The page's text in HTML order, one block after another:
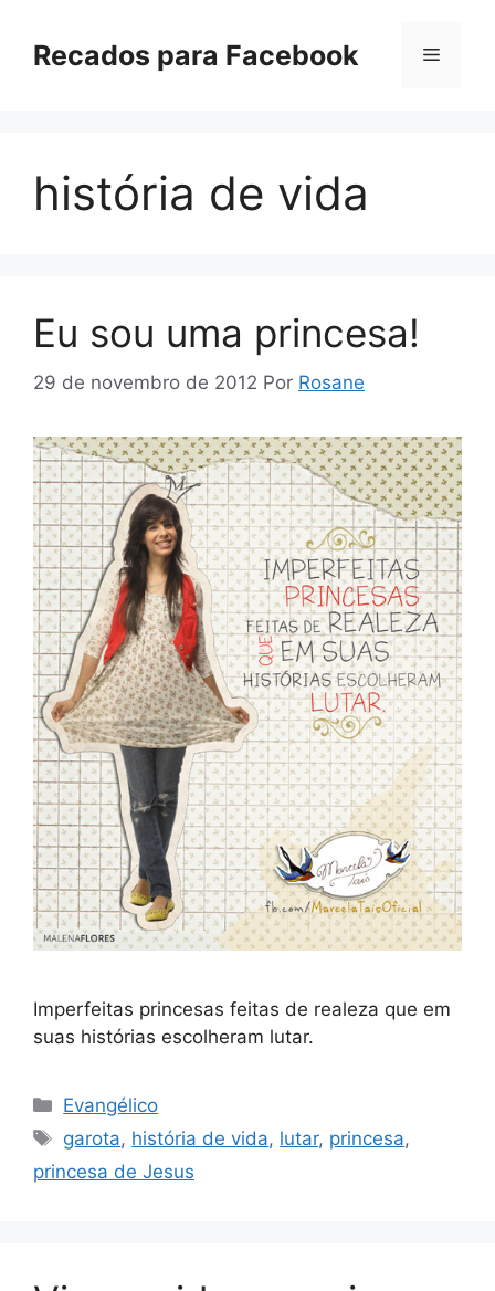
paraRecados para Facebook Menu
história de vida
Eu sou uma princesa!
29 de novembro de 2012 Por Rosane
Imperfeitas princesas feitas de realeza que em
suas histórias escolheram lutar.
Categorias
Evangélico
Tags
garota, história de vida, lutar, princesa,
princesa de Jesus